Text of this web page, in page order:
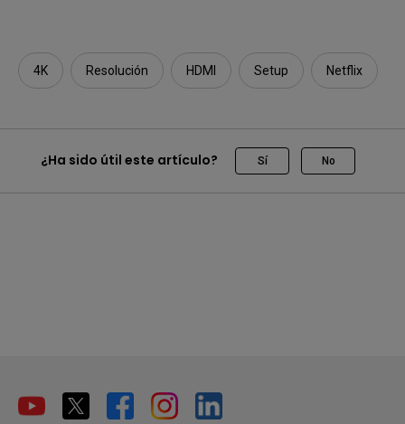
4K Resolución HDMI Setup Netflix
¿Ha sido útil este artículo? Sí No